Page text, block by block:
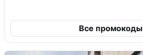
Все промокоды